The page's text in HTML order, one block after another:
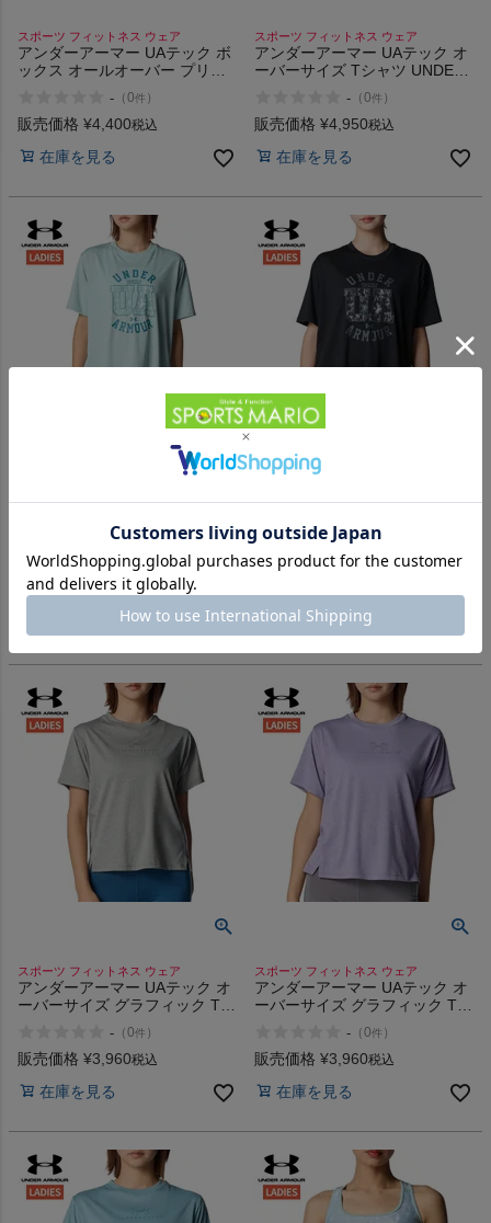
スポーツ フィットネス ウェア
アンダーアーマー UAテック ボ
ックス オールオーバー プリン
UA Tech Box All-Over Print T-
Shirt
- （0件 ）
販売価格 ¥4,400税込
在庫を見る
スポーツ フィットネス ウェア
アンダーアーマー UAテック オ
ーバーサイズ Tシャツ UNDER
- （0件 ）
販売価格 ¥4,950税込
在庫を見る
スポーツ フィットネス ウェア
ーバーサイズ Tシャツ UNDER
ARMOUR UA Tech Oversized
T-Shirt
-（ 0件）
販売価格 ¥4,950税込
スポーツ フィットネス ウェア
ーバーサイズ Tシャツ UNDER
ARMOUR UA Tech Oversized
T-Shirt
-（ 0件）
販売価格 ¥4,950税込
在庫を見る
スポーツ フィットネス ウェア
アンダーアーマー UAテック オ
ーバーサイズ グラフィック Tシ
Tech Oversized Graphic T-Shirt
- （0件 ）
販売価格 ¥3,960税込
在庫を見る
スポーツ フィットネス ウェア
アンダーアーマー UAテック オ
ーバーサイズ グラフィック Tシ
Tech Oversized Graphic T-Shirt
- （0件 ）
販売価格 ¥3,960税込
在庫を見る